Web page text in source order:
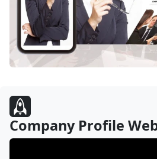
Company Profile